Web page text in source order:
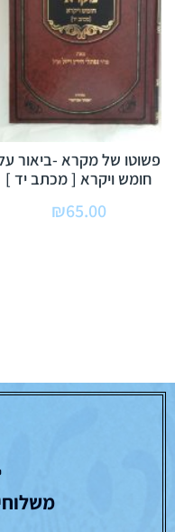
פשוטו של מקרא -ביאור
חומש ויקרא [ מכתב יד ]
₪65.00